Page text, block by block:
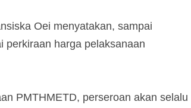
Oei menyatakan, sampai
perkiraan harga pelaksanaan
PMTHMETD, perseroan akan selalu